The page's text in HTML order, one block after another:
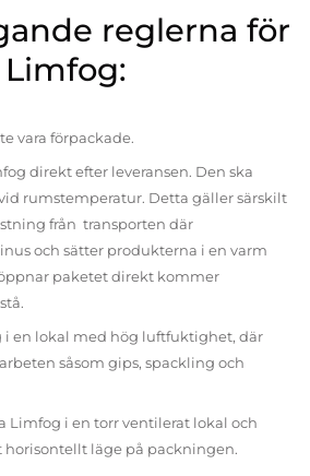
reglerna för
vara förpackade.
direkt efter leveransen. Den ska
rumstemperatur. Detta gäller särskilt
från transporten där
och sätter produkterna i en varm
paketet direkt kommer
i en lokal med hög luftfuktighet, där
såsom gips, spackling och
Limfog i en torr ventilerat lokal och
horisontellt läge på packningen.